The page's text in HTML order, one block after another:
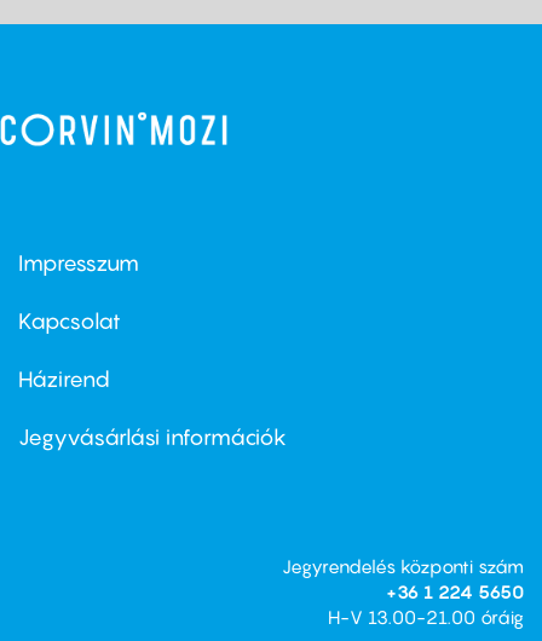
Footer
first
Impresszum
Kapcsolat
Footer
second
Házirend
Jegyvásárlási információk
Jegyrendelés központi szám
+36 1 224 5650
H-V 13.00-21.00 óráig